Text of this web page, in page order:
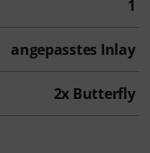
1
angepasstes Inlay
2x Butterfly